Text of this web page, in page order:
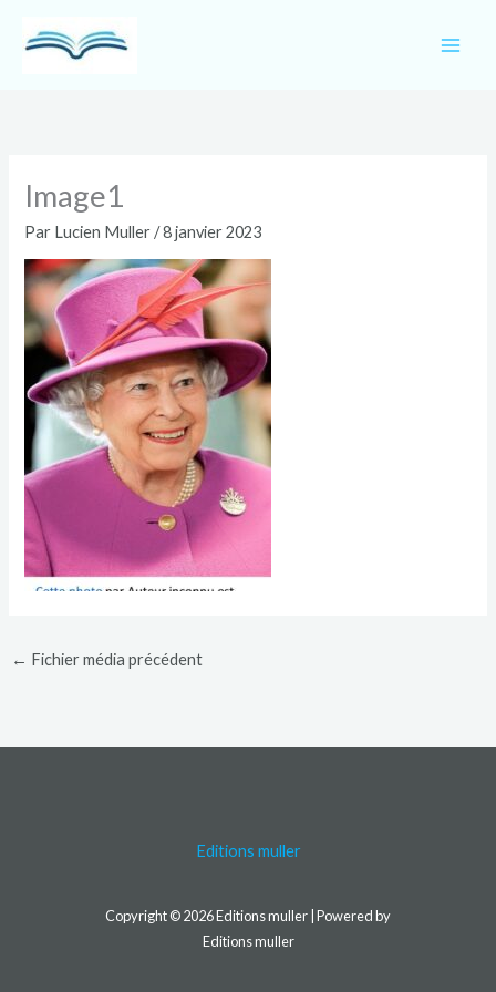
Image1
Par Lucien Muller/8 janvier 2023
← Fichier média précédent
Editions muller
Copyright © 2026 Editions muller | Powered by
Editions muller